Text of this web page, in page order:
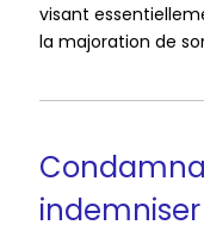
visant
la majoration de